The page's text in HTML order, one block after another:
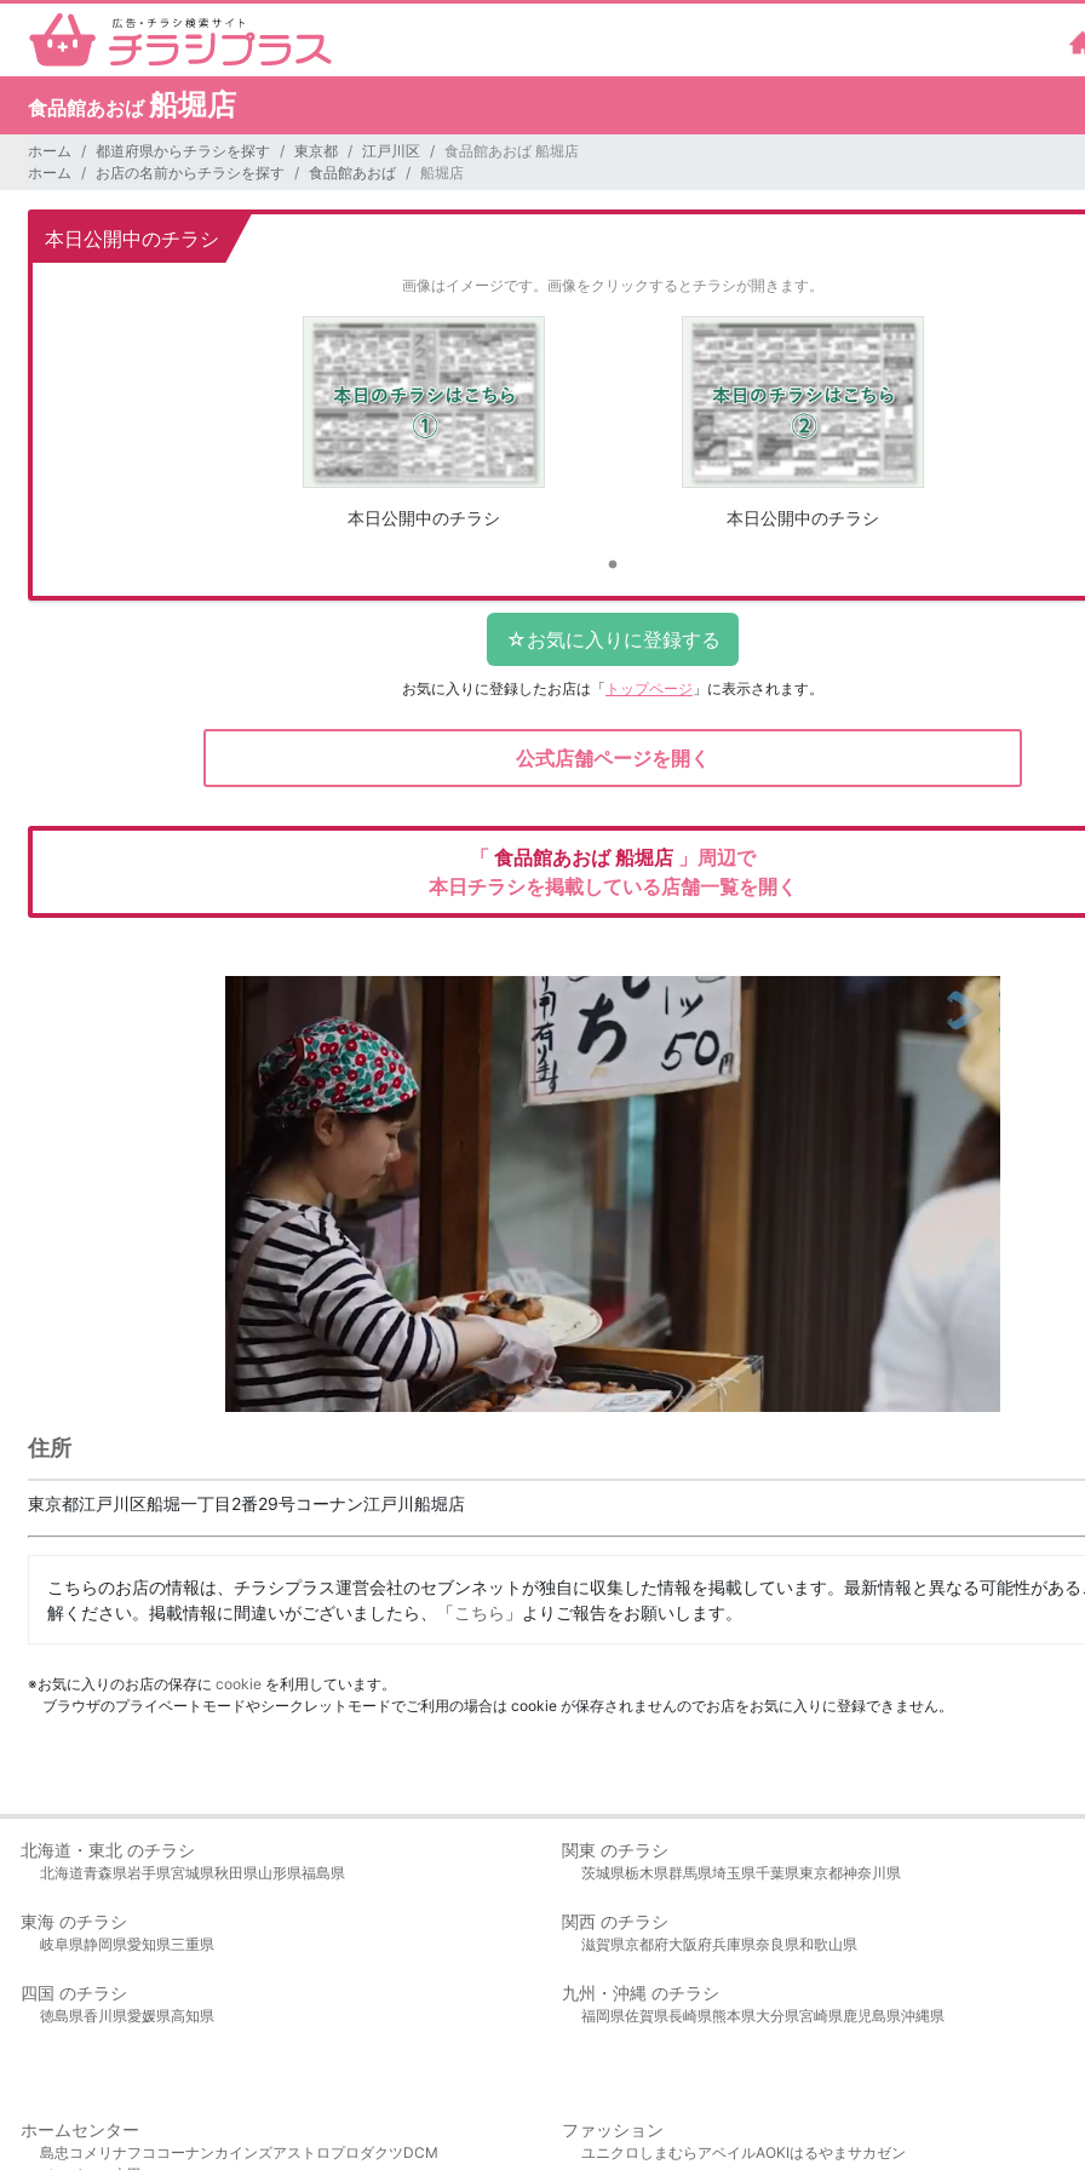
食品館あおば 船堀店
ホーム 都道府県からチラシを探す 東京都 江戸川区
食品館あおば 船堀店
ホーム
お店の名前からチラシを探す 食品館あおば 船堀店
本日公開中のチラシ
画像はイメージです。 画像をクリックするとチラシが開きます。
本日公開中のチラシ 本日公開中のチラシ
お気に入りに登録したお店は 「 トップページ 」に表示されます。
公式店舗ページを開く
「 食品館あおば船堀店 」周辺で
本日チラシを掲載している店舗一覧を開く
住所
東京都江戸川区船堀一丁目2番29号コーナン江戸川船堀店
こちらのお店の情報は、チラシプラス運営会社のセブンネットが独自に収集した情報を掲載しています。最新情報と異なる可能性があ
解ください。掲載情報に間違いがございましたら、「こちら 」よりご報告をお願いします。
※お気に入りのお店の保存に cookie を利用しています。
ブラウザのプライベートモードやシークレットモードでご利用の場合は cookie が保存されませんのでお店をお気に入りに登録できません。
北海道・東北 のチラシ
北海道青森県岩手県宮城県秋田県山形県福島県
関東 のチラシ
茨城県栃木県群馬県埼玉県千葉県東京都神奈川県
東海 のチラシ
岐阜県静岡県愛知県三重県
関西 のチラシ
滋賀県京都府大阪府兵庫県奈良県和歌山県
四国 のチラシ
徳島県香川県愛媛県高知県
九州・沖縄 のチラシ
福岡県佐賀県長崎県熊本県大分県宮崎県 鹿児島県沖縄県
ホームセンター
島忠 コメリ ナフコ コーナンカインズアストロプロダクツDCM
ファッション
ユニクロ しまむら アベイルAOKIはるやま サカゼン